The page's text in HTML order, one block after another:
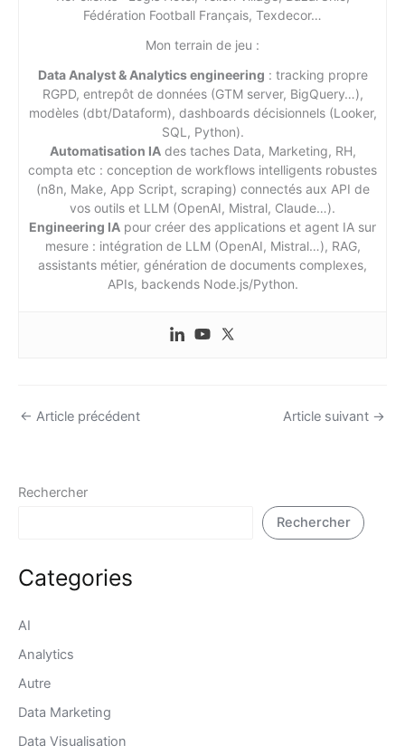
Fédération Football Français, Texdecor…
Mon terrain de jeu :
Data Analyst & Analytics engineering : tracking propre
RGPD, entrepôt de données (GTM server, BigQuery…),
modèles (dbt/Dataform), dashboards décisionnels (Looker,
SQL, Python).
Automatisation IAdes taches Data, Marketing, RH,
compta etc : conception de workflows intelligents robustes
(n8n, Make, App Script, scraping) connectés aux API de
vos outils et LLM (OpenAI, Mistral, Claude…).
Engineering IA pour créer des applications et agent IA sur
mesure : intégration de LLM (OpenAI, Mistral…), RAG,
assistants métier, génération de documents complexes,
APIs, backends Node.js/Python.
← Article précédent Article suivant →
Rechercher
Rechercher
Categories
AI
Analytics
Autre
Data Marketing
Data Visualisation